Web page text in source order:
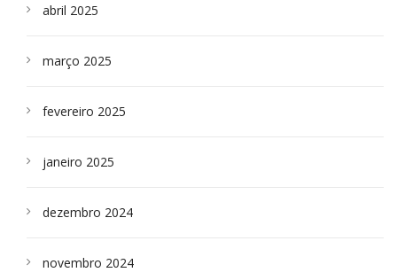
abril 2025
março 2025
fevereiro 2025
janeiro 2025
dezembro 2024
novembro 2024